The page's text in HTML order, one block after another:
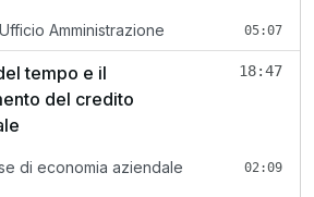
Amministrazione 05:07
tempo e il
del credito
18:47
di economia aziendale 02:09